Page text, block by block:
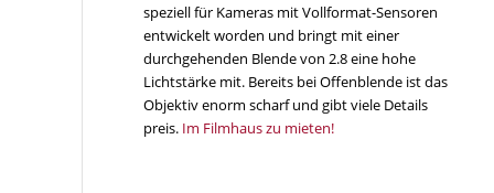
speziell für Kameras mit Vollformat-Sensoren
entwickelt worden und bringt mit einer
durchgehenden Blende von 2.8 eine hohe
Lichtstärke mit. Bereits bei Offenblende ist das
Objektiv enorm scharf und gibt viele Details
preis. Im Filmhaus zu mieten!